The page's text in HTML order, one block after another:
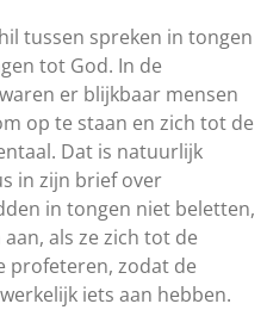
tussen spreken in tongen
tot God. In de
er blijkbaar mensen
op te staan en zich tot de
Dat is natuurlijk
in zijn brief over
in tongen niet beletten,
als ze zich tot de
profeteren, zodat de
iets aan hebben.